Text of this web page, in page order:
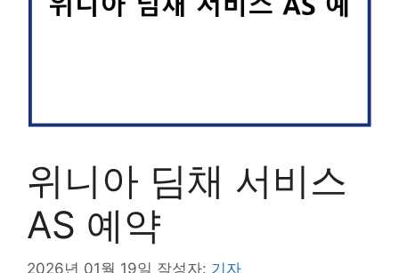
위니아 딤채 서비스
AS 예약
2026년 01월 19일 작성자: 기자